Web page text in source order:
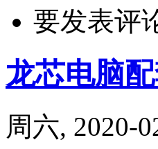
要发表评
龙芯电脑
周六, 2020-